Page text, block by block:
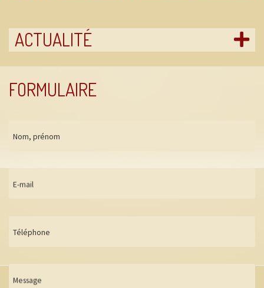
ACTUALITÉ
FORMULAIRE
Nom, prénom
E-mail
Téléphone
Message